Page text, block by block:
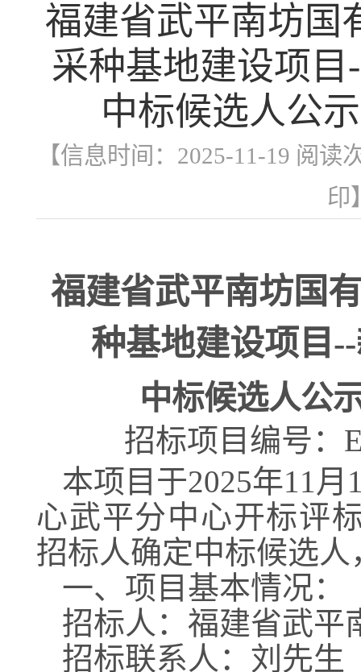
福建省武平南坊国
采种基地建设项
中标候选人公
【信息时间：2025-11-19 阅读
印
福建省武平南坊国
种基地建设项目 --
中标候选人公
招标项目编号：
本项目于2025年11月
心武平分中心开标评
招标人确定中标候选
一、项目基本情况：
招标人：福建省武平
招标联系人： 刘先生